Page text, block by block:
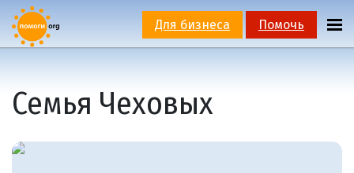
Для бизнеса Помочь
Семья Чеховых